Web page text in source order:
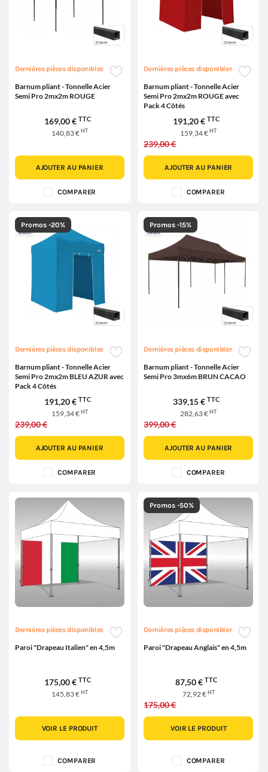
Dernières pièces disponibles
Barnum pliant - Tonnelle Acier
Semi Pro 2mx2m ROUGE
169,00 € TTC
140,83 € HT
AJOUTER AU PANIER
COMPARER
Dernières pièces disponibles
Barnum pliant - Tonnelle Acier
Semi Pro 2mx2m ROUGE avec
Pack 4 Côtés
191,20 € TTC
159,34 €HT
239,00 €
AJOUTER AU PANIER
COMPARER
Promos -20%
Dernières pièces disponibles
Barnum pliant - Tonnelle Acier
Semi Pro 2mx2m BLEU AZUR avec
Pack 4 Côtés
191,20 € TTC
159,34 €HT
239,00 €
AJOUTER AU PANIER
COMPARER
Promos -15%
Dernières pièces disponibles
Barnum pliant - Tonnelle Acier
Semi Pro 3mx6m BRUN CACAO
339,15 € TTC
282,63 €HT
399,00 €
AJOUTER AU PANIER
COMPARER
Dernières pièces disponibles
Paroi "Drapeau Italien" en 4,5m
175,00 € TTC
145,83 €HT
VOIR LE PRODUIT
COMPARER
Promos -50%
Dernières pièces disponibles
Paroi "Drapeau Anglais" en 4,5m
87,50 € TTC
72,92 €HT
175,00 €
VOIR LE PRODUIT
COMPARER